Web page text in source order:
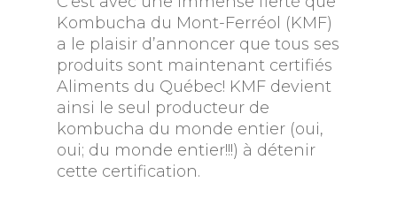
Kombucha du Mont-Ferréol (KMF)
a le plaisir d’annoncer que tous ses
produits sont maintenant certifiés
Aliments du Québec! KMF devient
ainsi le seul producteur de
kombucha du monde entier (oui,
oui; du monde entier!!!) à détenir
cette certification.